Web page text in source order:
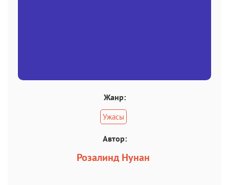
Жанр:
Ужасы
Автор:
Розалинд Нунан